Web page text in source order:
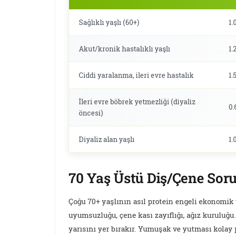
Sağlıklı yaşlı (60+)
Akut/kronik hastalıklı yaşlı
Ciddi yaralanma, ileri evre hastalık
İleri evre böbrek yetmezliği (diyaliz
öncesi)
Diyaliz alan yaşlı
70 Yaş Üstü Diş/Çene
Çoğu 70+ yaşlının asıl protein engeli
uyumsuzluğu, çene kası zayıflığı, ağız
yarısını yer bırakır. Yumuşak ve yutması